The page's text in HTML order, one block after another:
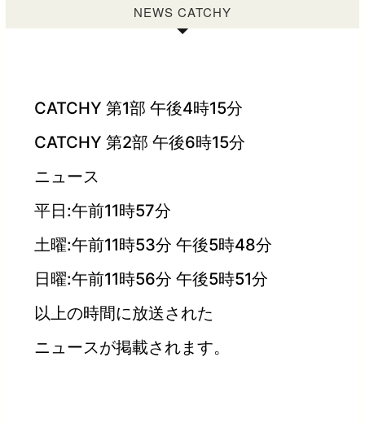
NEWS CATCHY
CATCHY 第1部 午後4時15分
CATCHY 第2部 午後6時15分
ニュース
平日:午前11時57分
土曜:午前11時53分 午後5時48分
日曜:午前11時56分 午後5時51分
以上の時間に放送された
ニュースが掲載されます。